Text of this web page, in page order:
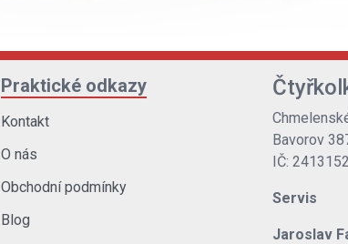
Praktické odkazy
Kontakt
O nás
Obchodní podmínky
Blog
Bavorov
IČ:
Servis
Jaroslav